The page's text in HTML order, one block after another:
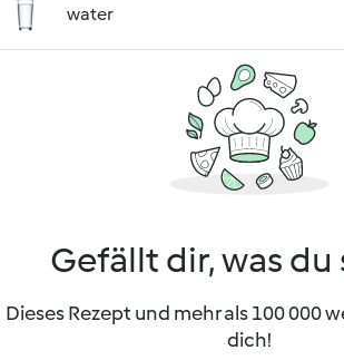
water
Gefällt dir, was du
Dieses Rezept und mehr als 100 000
dich!